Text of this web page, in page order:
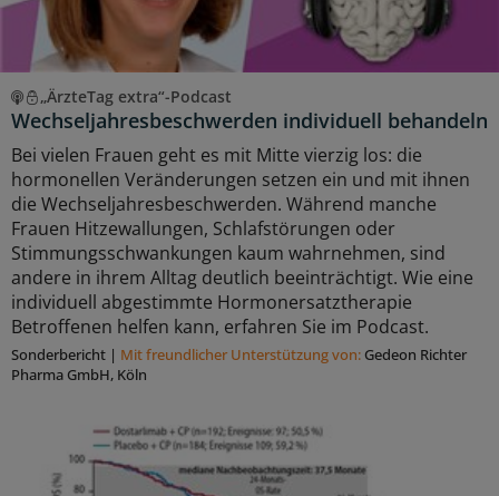
„ÄrzteTag extra“-Podcast
Wechseljahresbeschwerden individuell behandeln
Bei vielen Frauen geht es mit Mitte vierzig los: die
hormonellen Veränderungen setzen ein und mit ihnen
die Wechseljahresbeschwerden. Während manche
Frauen Hitzewallungen, Schlafstörungen oder
Stimmungsschwankungen kaum wahrnehmen, sind
andere in ihrem Alltag deutlich beeinträchtigt. Wie eine
individuell abgestimmte Hormonersatztherapie
Betroffenen helfen kann, erfahren Sie im Podcast.
Sonderbericht | Mit freundlicher Unterstützung von: Gedeon Richter
Pharma GmbH, Köln